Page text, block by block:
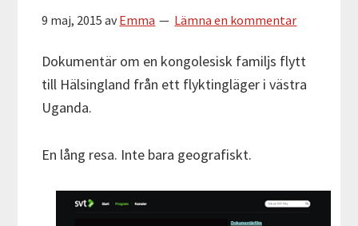
9 maj, 2015 avEmma Lämna en kommentar
Dokumentär om en kongolesisk familjs flytt
till Hälsingland från ett flyktingläger i västra
Uganda.
En lång resa. Inte bara geografiskt.